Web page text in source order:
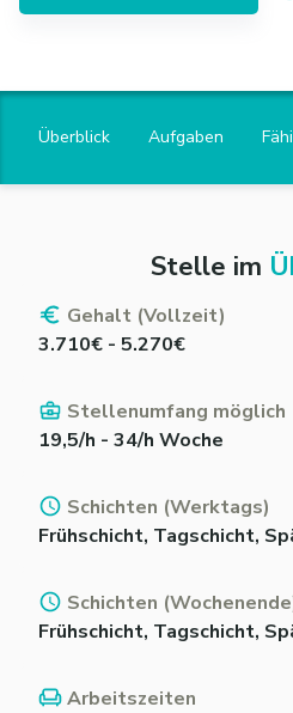
Überblick Aufgaben
Stelle im
Gehalt (Vollzeit)
3.710€ - 5.270€
Stellenumfang möglich
19,5/h - 34/h Woche
Schichten (Werktags)
Frühschicht, Tagschicht,
Schichten
Frühschicht, Tagschicht,
Arbeitszeiten